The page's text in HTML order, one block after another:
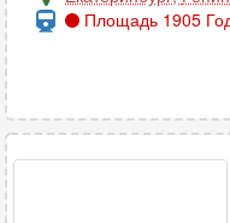
Кинезиология
Колопроктология
Площадь 1905